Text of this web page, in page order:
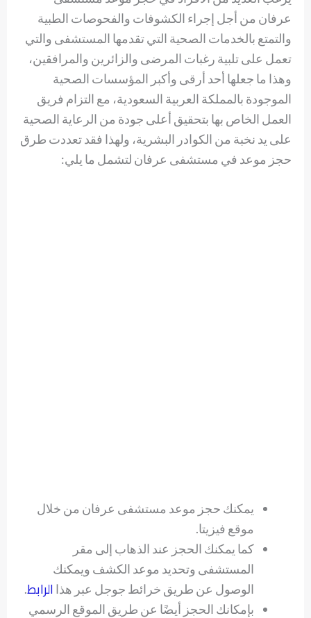
عرفان من أجل إجراء الكشوفات والفحوصات الطبية
والتمتع بالخدمات الصحية التي تقدمها المستشفى والتي
تعمل على تلبية رغبات المرضى والزائرين والمرافقين،
وهذا ما جعلها أحد أرقى وأكبر المؤسسات الصحية
الموجودة بالمملكة العربية السعودية، مع التزام فريق
العمل الخاص بها بتحقيق أعلى جودة من الرعاية الصحية
على يد نخبة من الكوادر البشرية، ولهذا فقد تعددت طرق
حجز موعد في مستشفى عرفان لتشمل ما يلي:
يمكنك حجز موعد مستشفى عرفان من خلال
موقع فيزيتا.
كما يمكنك الحجز عند الذهاب إلى مقر
المستشفى وتحديد موعد الكشف ويمكنك
الوصول عن طريق خرائط جوجل عبر هذا الرابط.
بإمكانك الحجز أيضًا عن طريق الموقع الرسمي